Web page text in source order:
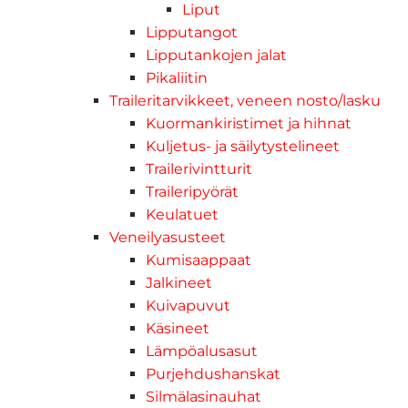
Liput
Lipputangot
Lipputankojen jalat
Pikaliitin
Traileritarvikkeet, veneen nosto/lasku
Kuormankiristimet ja hihnat
Kuljetus- ja säilytystelineet
Trailerivintturit
Traileripyörät
Keulatuet
Veneilyasusteet
Kumisaappaat
Jalkineet
Kuivapuvut
Käsineet
Lämpöalusasut
Purjehdushanskat
Silmälasinauhat